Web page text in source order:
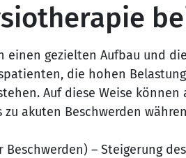
einen gezielten Aufbau und
die hohen
Auf diese Weise
akuten Beschwerden
– Steigerung